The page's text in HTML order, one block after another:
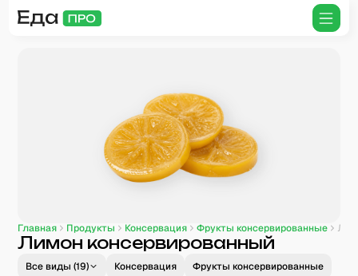
Главная Продукты Консервация Фрукты консервированные
Лимон консервированный
Все виды (19) Консервация Фрукты консервированные